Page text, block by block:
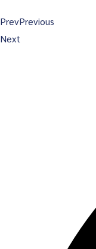
PrevPrevious
Next